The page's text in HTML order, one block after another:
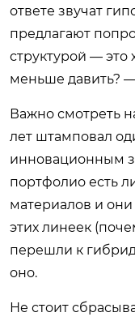
ответе звучат
предлагают
структурой — это
меньше давить?
Важно смотреть
лет штамповал
инновационным
портфолио есть
материалов и
этих линеек
перешли к
оно.
Не стоит